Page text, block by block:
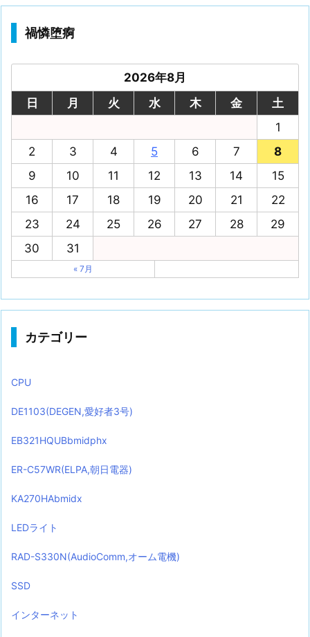
禍憐堕痾
2026年8月
日
月 火 水 木 金
土
1
2
3 4 5 6 7
8
9
10 11 12 13 14
15
16
17 18 19 20 21
22
23
24 25 26 27 28
29
30
31
« 7月
カテゴリー
CPU
DE1103(DEGEN,愛好者3号)
EB321HQUBbmidphx
ER-C57WR(ELPA,朝日電器)
KA270HAbmidx
LEDライト
RAD-S330N(AudioComm,オーム電機)
SSD
インターネット